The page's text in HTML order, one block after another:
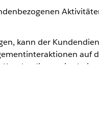
kann der
auf